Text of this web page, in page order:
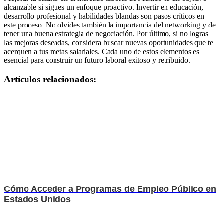
alcanzable si sigues un enfoque proactivo. Invertir en educación,
desarrollo profesional y habilidades blandas son pasos críticos en
este proceso. No olvides también la importancia del networking y de
tener una buena estrategia de negociación. Por último, si no logras
las mejoras deseadas, considera buscar nuevas oportunidades que te
acerquen a tus metas salariales. Cada uno de estos elementos es
esencial para construir un futuro laboral exitoso y retribuido.
Artículos relacionados:
Cómo Acceder a Programas de Empleo Público en
Estados Unidos